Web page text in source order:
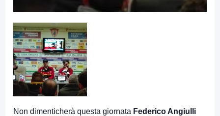
Non dimenticherà questa giornata Federico Angiulli